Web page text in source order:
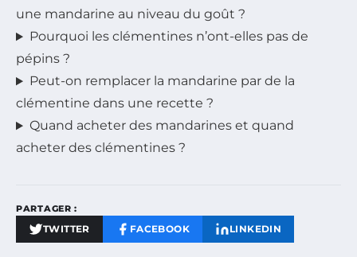
une mandarine au niveau du goût ?
Pourquoi les clémentines n’ont-elles pas de
pépins ?
Peut-on remplacer la mandarine par de la
clémentine dans une recette ?
Quand acheter des mandarines et quand
acheter des clémentines ?
PARTAGER :
TWITTER FACEBOOK LINKEDIN